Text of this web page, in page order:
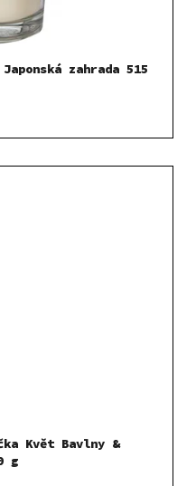
zahrada 515
Květ Bavlny &
g